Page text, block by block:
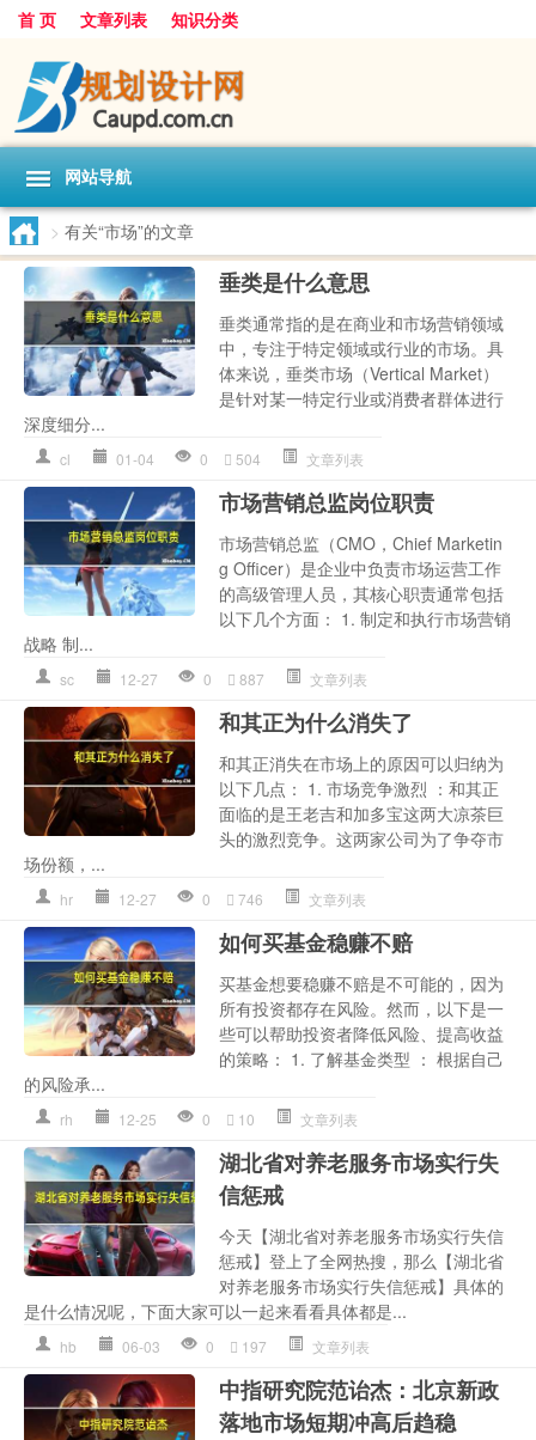
首 页 文章列表 知识分类
网站导航
> 有关“市场”的文章
垂类是什么意思
垂类通常指的是在商业和市场营销领域
中，专注于特定领域或行业的市场。具
体来说，垂类市场（Vertical Market）
是针对某一特定行业或消费者群体进行
深度细分...
cl 01-04 0 504 文章列表
市场营销总监岗位职责
市场营销总监（CMO，Chief Marketin
g Officer）是企业中负责市场运营工作
的高级管理人员，其核心职责通常包括
以下几个方面： 1. 制定和执行市场营销
战略 制...
sc 12-27 0 887 文章列表
和其正为什么消失了
和其正消失在市场上的原因可以归纳为
以下几点： 1. 市场竞争激烈 ：和其正
面临的是王老吉和加多宝这两大凉茶巨
头的激烈竞争。这两家公司为了争夺市
场份额，...
hr 12-27 0 746 文章列表
如何买基金稳赚不赔
买基金想要稳赚不赔是不可能的，因为
所有投资都存在风险。然而，以下是一
些可以帮助投资者降低风险、提高收益
的策略： 1. 了解基金类型 ： 根据自己
的风险承...
rh 12-25 0 10 文章列表
湖北省对养老服务市场实行失
信惩戒
今天【湖北省对养老服务市场实行失信
惩戒】登上了全网热搜，那么【湖北省
对养老服务市场实行失信惩戒】具体的
是什么情况呢，下面大家可以一起来看看具体都是...
hb 06-03 0 197 文章列表
中指研究院范诒杰：北京新政
落地市场短期冲高后趋稳